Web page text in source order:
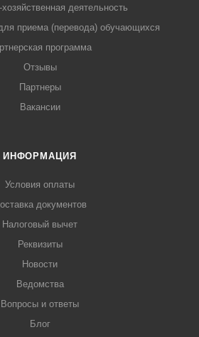
деятельность
приема (перевода) обучающихся
программа
Отзывы
Партнеры
Вакансии
ИНФОРМАЦИЯ
Условия оплаты
документов
Налоговый вычет
Реквизиты
Новости
Ведомства
Вопросы и ответы
Блог